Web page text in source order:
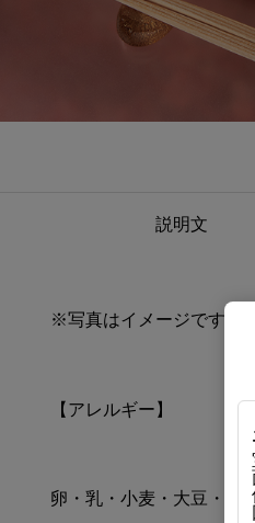
説明文
※写真はイメージです。
【アレルギー】
卵・乳・小麦・大豆・さ